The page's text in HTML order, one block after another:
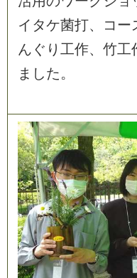
イ タケ菌打、 コ ー
ん ぐ り 工作、 竹工
ま した。